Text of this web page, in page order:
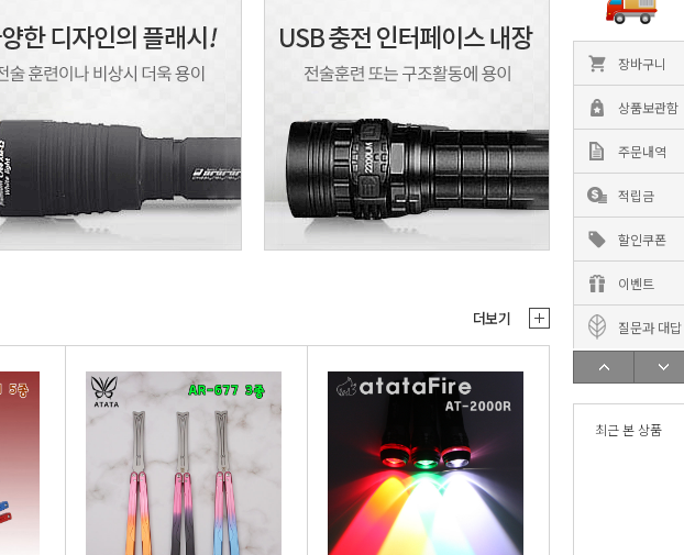
장바구니
상품보관함
주문내역
적립금
할인쿠폰
이벤트
질문과 대답
최근 본 상품
더보기